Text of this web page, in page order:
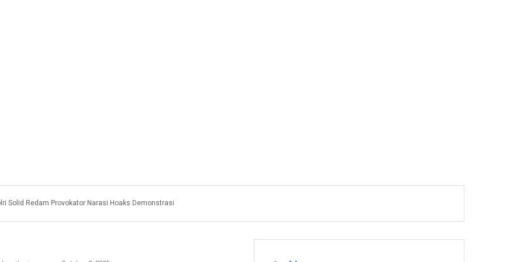
Solid Redam Provokator Narasi Hoaks Demonstrasi